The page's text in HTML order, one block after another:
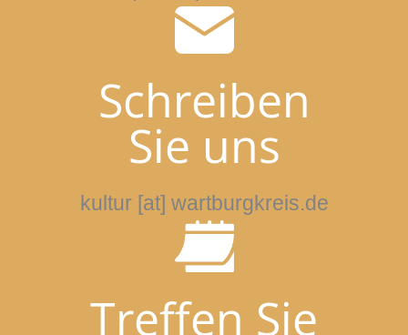
Schreiben
Sie uns
kultur [at] wartburgkreis.de
Treffen Sie